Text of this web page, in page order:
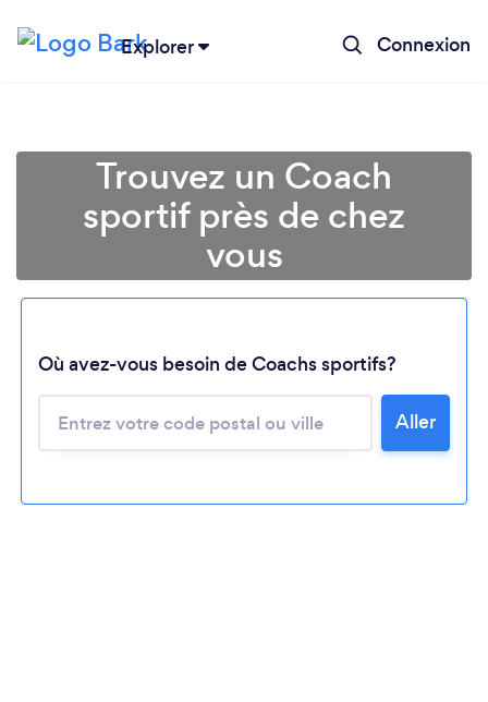
Explorer Connexion
Chargement...
Trouvez un Coach
sportif près de chez
vous
Où avez-vous besoin de Coachs sportifs?
Aller